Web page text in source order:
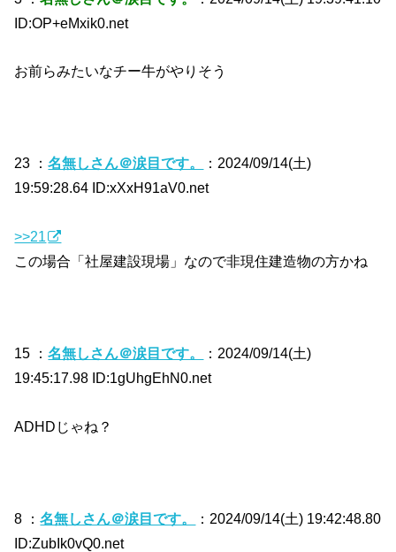
ID:OP+eMxik0.net
お前らみたいなチー牛がやりそう
23 ：名無しさん＠涙目です。
：2024/09/14(土)
19:59:28.64 ID:xXxH91aV0.net
>>21
この場合「社屋建設現場」なので非現住建造物の方かね
15 ：名無しさん＠涙目です。
：2024/09/14(土)
19:45:17.98 ID:1gUhgEhN0.net
ADHDじゃね？
8 ：名無しさん＠涙目です。
：2024/09/14(土) 19:42:48.80
ID:ZubIk0vQ0.net